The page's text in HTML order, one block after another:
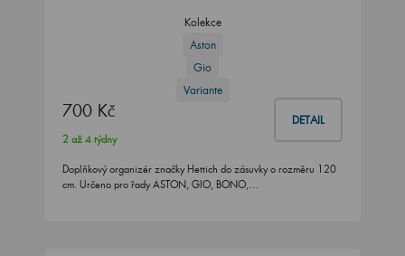
Kolekce
Aston
Gio
Variante
700 Kč DETAIL
2 až 4 týdny
Doplňkový organizér značky Hettich do zásuvky o rozměru 120
cm. Určeno pro řady ASTON, GIO, BONO,…